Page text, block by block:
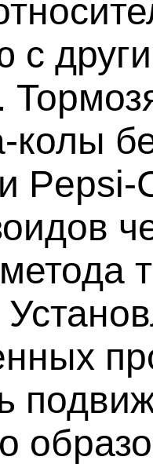
с
колы
Pepsi-